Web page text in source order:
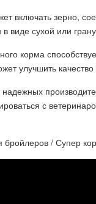
включать зерно,
виде сухой или
корма
улучшить
с
бройлеров / Супер